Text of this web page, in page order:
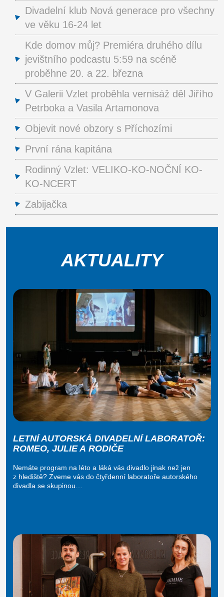
Divadelní klub Nová generace pro všechny
ve věku 16-24 let
Kde domov můj? Premiéra druhého dílu
jevištního podcastu 5:59 na scéně
proběhne 20. a 22. března
V Galerii Vzlet proběhla vernisáž děl Jiřího
Petrboka a Vasila Artamonova
Objevit nové obzory s Příchozími
První rána kapitána
Rodinný Vzlet: VELIKO-KO-NOČNÍ KO-
KO-NCERT
Zabijačka
AKTUALITY
LETNÍ AUTORSKÁ DIVADELNÍ LABORATOŘ:
ROMEO, JULIE A RODIČE
Nemáte program na léto a láká vás divadlo jinak než jen
z hlediště? Zveme vás do čtyřdenní laboratoře autorského
divadla se skupinou…